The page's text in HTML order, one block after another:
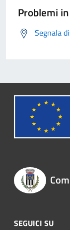
Problemi
Segnala
SEGUICI SU